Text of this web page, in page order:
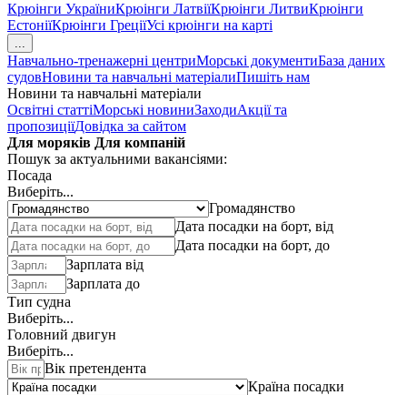
Крюінги УкраїниКрюінги ЛатвіїКрюінги ЛитвиКрюінги
ЕстоніїКрюінги ГреціїУсі крюінги на карті
...
Навчально-тренажерні центриМорські документиБаза даних
судовНовини та навчальні матеріалиПишіть нам
Новини та навчальні матеріали
Освітні статтіМорські новиниЗаходиАкції та
пропозиціїДовідка за сайтом
Для моряків Для компаній
Пошук за актуальними вакансіями:
Посада
Виберіть...
Громадянство
Дата посадки на борт, від
Дата посадки на борт, до
Зарплата від
Зарплата до
Тип судна
Виберіть...
Головний двигун
Виберіть...
Вік претендента
Країна посадки